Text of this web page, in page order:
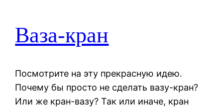
Ваза-кран
Посмотрите на эту прекрасную идею.
Почему бы просто не сделать вазу-кран?
Или же кран-вазу? Так или иначе, кран